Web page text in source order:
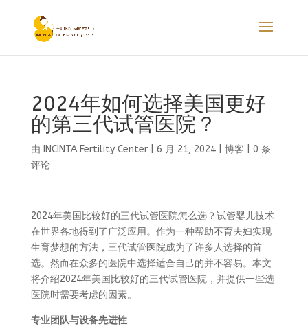
2024年如何选择美国更好
的第三代试管医院？
由 INCINTA Fertility Center| 6 月 21, 2024| 博客
0 条
评论
2024年美国比较好的三代试管医院怎么选？试管婴儿技术
在世界各地得到了广泛应用。作为一种帮助不育夫妇实现
生育梦想的方法，三代试管医院成为了许多人选择的首
选。然而在众多的医院中选择适合自己的并不容易。本文
将介绍2024年美国比较好的三代试管医院，并提供一些选
医院时需要考虑的因素。
专业团队与设备先进性